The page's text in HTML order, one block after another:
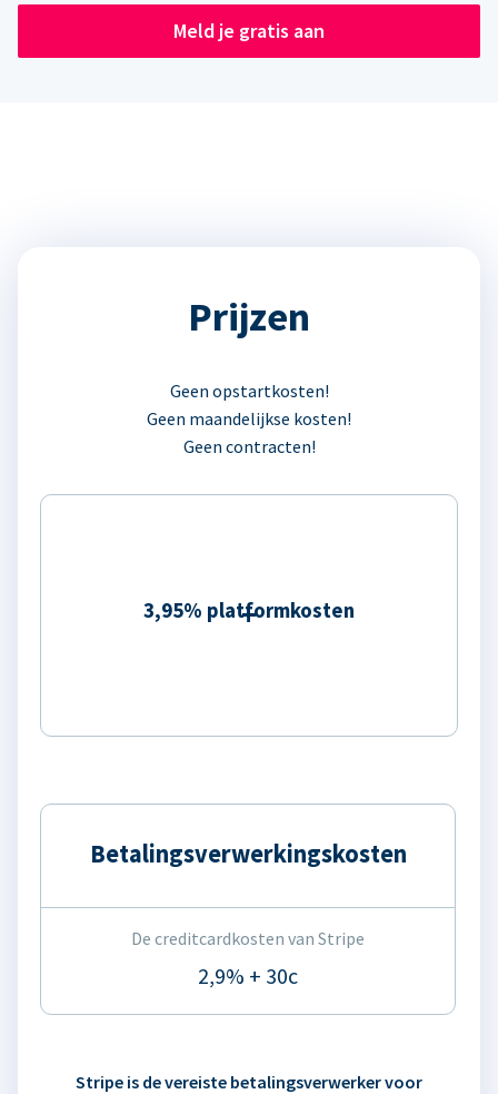
Meld je gratis aan
Prijzen
Geen opstartkosten!
Geen maandelijkse kosten!
Geen contracten!
3,95% platformkosten
Betalingsverwerkingskosten
De creditcardkosten van Stripe
2,9% + 30c
Stripe is de vereiste betalingsverwerker voor